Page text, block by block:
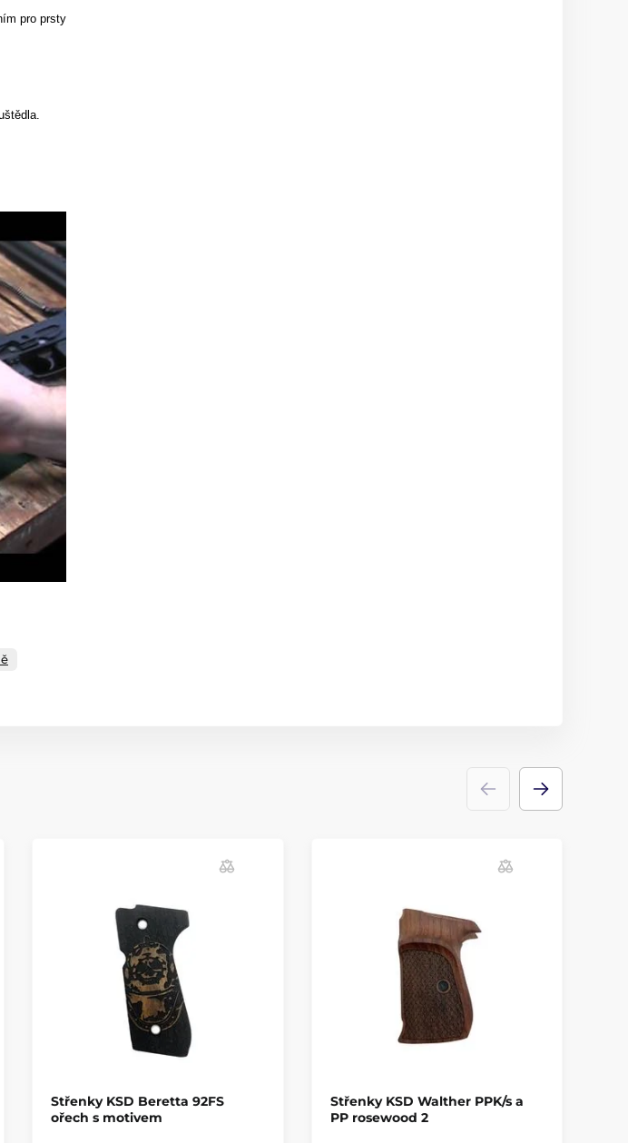
pro prsty
Střenky KSD Beretta 92FS
ořech s motivem
Střenky KSD Walther PPK/s a
PP rosewood 2